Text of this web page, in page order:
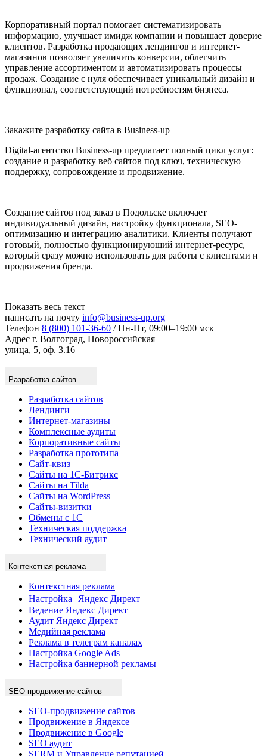
Корпоративный портал помогает систематизировать
информацию, улучшает имидж компании и повышает доверие
клиентов. Разработка продающих лендингов и интернет-
магазинов позволяет увеличить конверсии, облегчить
управление ассортиментом и автоматизировать процессы
продаж. Создание с нуля обеспечивает уникальный дизайн и
функционал, соответствующий потребностям бизнеса.
Закажите разработку сайта в Business-up
Digital-агентство Business-up предлагает полный цикл услуг:
создание и разработку веб сайтов под ключ, техническую
поддержку, сопровождение и продвижение.
Создание сайтов под заказ в Подольске включает
индивидуальный дизайн, настройку функционала, SEO-
оптимизацию и интеграцию аналитики. Клиенты получают
готовый, полностью функционирующий интернет-ресурс,
который сразу можно использовать для работы с клиентами и
продвижения бренда.
Показать весь текст
написать на почту info@business-up.org
Телефон 8 (800) 101-36-60 / Пн-Пт, 09:00–19:00 мск
Адрес г. Волгоград, Новороссийская
улица, 5, оф. 3.16
Разработка сайтов
Разработка сайтов
Лендинги
Интернет-магазины
Комплексные аудиты
Корпоративные сайты
Разработка прототипа
Сайт-квиз
Сайты на 1С-Битрикс
Сайты на Tilda
Сайты на WordPress
Сайты-визитки
Обмены с 1С
Техническая поддержка
Технический аудит
Контекстная реклама
Контекстная реклама
Настройка Яндекс Директ
Ведение Яндекс Директ
Аудит Яндекс Директ
Медийная реклама
Реклама в телеграм каналах
Настройка Google Ads
Настройка баннерной рекламы
SEO-продвижение сайтов
SEO-продвижение сайтов
Продвижение в Яндексе
Продвижение в Google
SEO аудит